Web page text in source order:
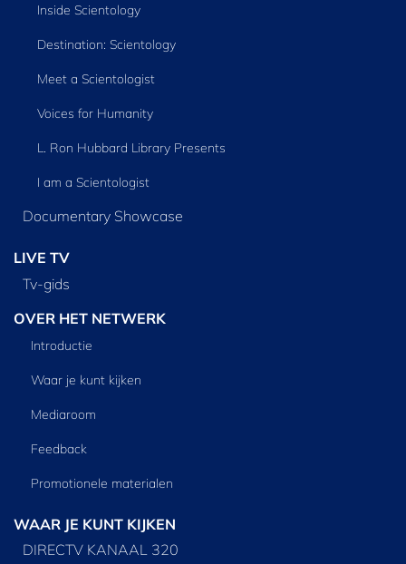
Inside Scientology
Destination: Scientology
Meet a Scientologist
Voices for Humanity
L. Ron Hubbard Library Presents
I am a Scientologist
Documentary Showcase
LIVE TV
Tv‑gids
OVER HET NETWERK
Introductie
Waar je kunt kijken
Mediaroom
Feedback
Promotionele materialen
WAAR JE KUNT KIJKEN
DIRECTV KANAAL 320